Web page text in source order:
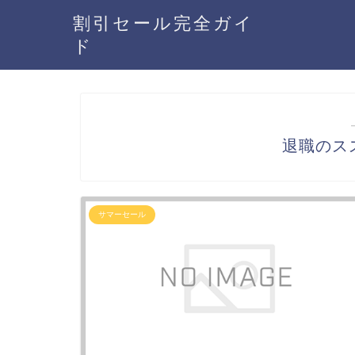
割引セール完全ガイ
ド
退職のス
サマーセール